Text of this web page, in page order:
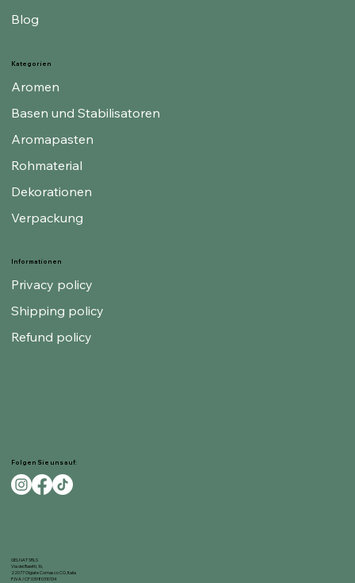
Informationen
Privacy policy
Shipping policy
Refund policy
Kategorien
Aromen
Basen und Stabilisatoren
Aromapasten
Rohmaterial
Dekorationen
Verpackung
Blog
Folgen Sie uns auf:
GELNAT SRLS
Via dei Baietti, 16,
22077 Olgiate Comasco CO, Italia
P.IVA / CF 03980310134